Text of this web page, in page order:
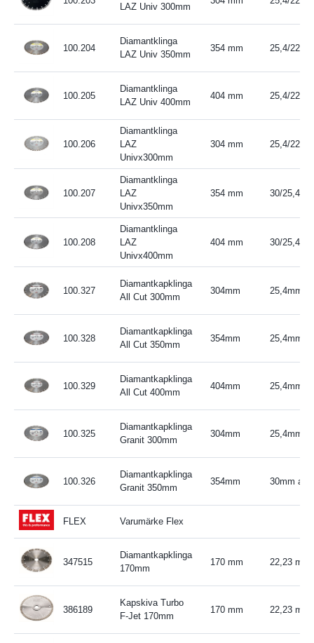
LAZ Univ 300mm
100.204
Diamantklinga
LAZ Univ 350mm
354 mm 25,4/
100.205
Diamantklinga
LAZ Univ 400mm
404 mm 25,4/
100.206
Diamantklinga
LAZ
Univx300mm
304 mm 25,4/
100.207
Diamantklinga
LAZ
Univx350mm
354 mm 30/25,4/
100.208
Diamantklinga
LAZ
Univx400mm
404 mm 30/25,4/
100.327
Diamantkapklinga
All Cut 300mm
304mm 25,4mm
100.328
Diamantkapklinga
All Cut 350mm
354mm 25,4mm
100.329
Diamantkapklinga
All Cut 400mm
404mm 25,4mm
100.325
Diamantkapklinga
Granit 300mm
304mm 25,4mm
100.326
Diamantkapklinga
Granit 350mm
354mm 30mm
FLEX Varumärke Flex
347515
Diamantkapklinga
170mm
170 mm 22,23 mm
386189
Kapskiva Turbo
F-Jet 170mm
170 mm 22,23 mm